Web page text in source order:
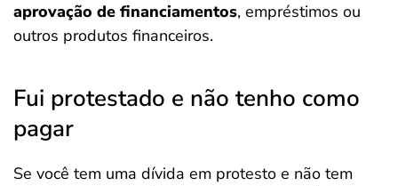
aprovação de financiamentos, empréstimos ou
outros produtos financeiros.
Fui protestado e não tenho como
pagar
Se você tem uma dívida em protesto e não tem